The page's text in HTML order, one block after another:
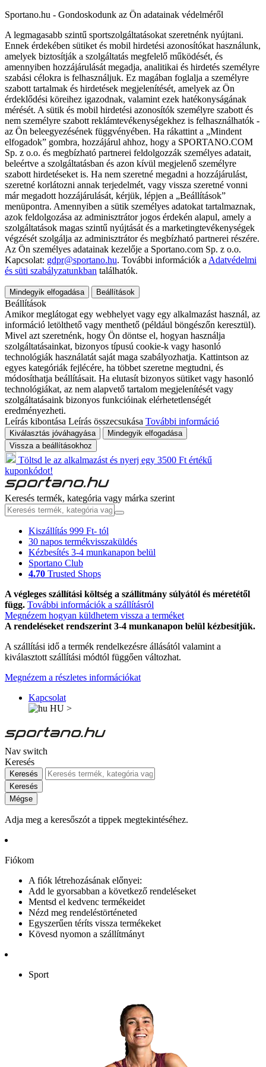
Sportano.hu - Gondoskodunk az Ön adatainak védelméről
A legmagasabb szintű sportszolgáltatásokat szeretnénk nyújtani.
Ennek érdekében sütiket és mobil hirdetési azonosítókat használunk,
amelyek biztosítják a szolgáltatás megfelelő működését, és
amennyiben hozzájárulását megadja, analitikai és hirdetés személyre
szabási célokra is felhasználjuk. Ez magában foglalja a személyre
szabott tartalmak és hirdetések megjelenítését, amelyek az Ön
érdeklődési köreihez igazodnak, valamint ezek hatékonyságának
mérését. A sütik és mobil hirdetési azonosítók személyre szabott és
nem személyre szabott reklámtevékenységekhez is felhasználhatók -
az Ön beleegyezésének függvényében. Ha rákattint a „Mindent
elfogadok” gombra, hozzájárul ahhoz, hogy a SPORTANO.COM
Sp. z o.o. és megbízható partnerei feldolgozzák személyes adatait,
beleértve a szolgáltatásban és azon kívül megjelenő személyre
szabott hirdetéseket is. Ha nem szeretné megadni a hozzájárulást,
szeretné korlátozni annak terjedelmét, vagy vissza szeretné vonni
már megadott hozzájárulását, kérjük, lépjen a „Beállítások”
menüpontra. Amennyiben a sütik személyes adatokat tartalmaznak,
azok feldolgozása az adminisztrátor jogos érdekén alapul, amely a
szolgáltatások magas szintű nyújtását és a marketingtevékenységek
végzését szolgálja az adminisztrátor és megbízható partnerei részére.
Az Ön személyes adatainak kezelője a Sportano.com Sp. z o.o.
Kapcsolat: gdpr@sportano.hu. További információk a Adatvédelmi
és süti szabályzatunkban találhatók.
Mindegyik elfogadása Beállítások
Beállítások
Amikor meglátogat egy webhelyet vagy egy alkalmazást használ, az
információ letölthető vagy menthető (például böngészőn keresztül).
Mivel azt szeretnénk, hogy Ön döntse el, hogyan használja
szolgáltatásainkat, bizonyos típusú cookie-k vagy hasonló
technológiák használatát saját maga szabályozhatja. Kattintson az
egyes kategóriák fejlécére, ha többet szeretne megtudni, és
módosíthatja beállításait. Ha elutasít bizonyos sütiket vagy hasonló
technológiákat, az nem alapvető tartalom megjelenítését vagy
szolgáltatásaink bizonyos funkcióinak elérhetetlenségét
eredményezheti.
Leírás kibontása Leírás összecsukása További információ
Kiválasztás jóváhagyása
Mindegyik elfogadása
Vissza a beállításokhoz
Töltsd le az alkalmazást és nyerj egy 3500 Ft értékű
kuponkódot!
Keresés termék, kategória vagy márka szerint
Kiszállítás 999 Ft- tól
30 napos termékvisszaküldés
Kézbesítés 3-4 munkanapon belül
Sportano Club
4.70 Trusted Shops
A végleges szállítási költség a szállítmány súlyától és méretétől
függ. További információk a szállításról
Megnézem hogyan küldhetem vissza a terméket
A rendeléseket rendszerint 3-4 munkanapon belül kézbesítjük.
A szállítási idő a termék rendelkezésre állásától valamint a
kiválasztott szállítási módtól függően változhat.
Megnézem a részletes információkat
Kapcsolat
HU >
Nav switch
Keresés
Keresés
Keresés
Mégse
Adja meg a keresőszót a tippek megtekintéséhez.
Fiókom
A fiók létrehozásának előnyei:
Add le gyorsabban a következő rendeléseket
Mentsd el kedvenc termékeidet
Nézd meg rendeléstörténeted
Egyszerűen téríts vissza termékeket
Kövesd nyomon a szállítmányt
Sport